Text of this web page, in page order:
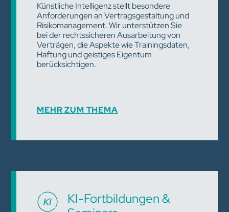
Künstliche Intelligenz stellt besondere
Anforderungen an Vertragsgestaltung und
Risikomanagement. Wir unterstützen Sie
bei der rechtssicheren Ausarbeitung von
Verträgen, die Aspekte wie Trainingsdaten,
Haftung und geistiges Eigentum
berücksichtigen.
MEHR ZUM THEMA
KI-Fortbildungen &